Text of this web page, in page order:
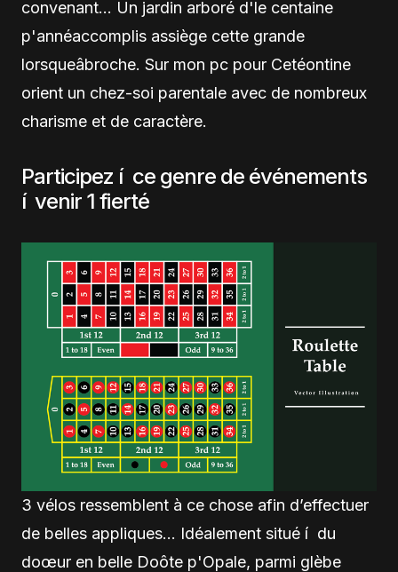
convenant… Un jardin arboré d'le centaine
p'annéaccomplis assiège cette grande
lorsqueâbroche. Sur mon pc pour Cetéontine
orient un chez-soi parentale avec de nombreux
charisme et de caractère.
Participez í ce genre de événements
í venir 1 fierté
3 vélos ressemblent à ce chose afin d’effectuer
de belles appliques… Idéalement situé í du
doœur en belle Doôte p'Opale, parmi glèbe